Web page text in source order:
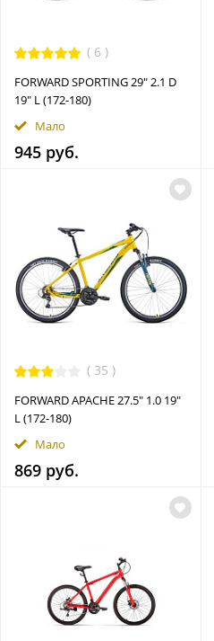
( 6 )
FORWARD SPORTING 29" 2.1 D
19" L (172-180)
Мало
945 руб.
( 35 )
FORWARD APACHE 27.5" 1.0 19"
L (172-180)
Мало
869 руб.